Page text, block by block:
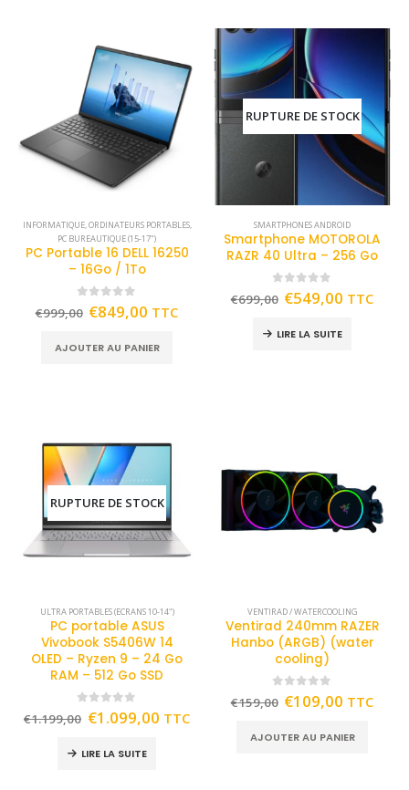
INFORMATIQUE,ORDINATEURS PORTABLES,
PC BUREAUTIQUE (15-17")
PC Portable 16 DELL 16250
– 16Go / 1To
out of 5
€999,00 €849,00 TTC
AJOUTER AU PANIER
RUPTURE DE STOCK
SMARTPHONES ANDROID
Smartphone MOTOROLA
RAZR 40 Ultra – 256 Go
out of 5
€699,00 €549,00 TTC
LIRE LA SUITE
RUPTURE DE STOCK
ULTRA PORTABLES (ECRANS 10-14")
PC portable ASUS
Vivobook S5406W 14
OLED – Ryzen 9 – 24 Go
RAM – 512 Go SSD
out of 5
€1.199,00 €1.099,00 TTC
LIRE LA SUITE
VENTIRAD / WATERCOOLING
Ventirad 240mm RAZER
Hanbo (ARGB) (water
cooling)
out of 5
€159,00 €109,00 TTC
AJOUTER AU PANIER